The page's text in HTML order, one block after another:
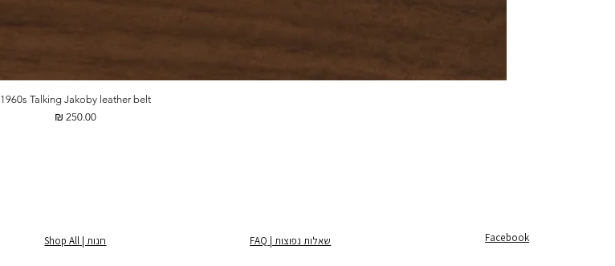
1960s Talking Jakoby leather belt
מחיר
חנות | Shop All שאלות נפוצות | FAQ Facebook